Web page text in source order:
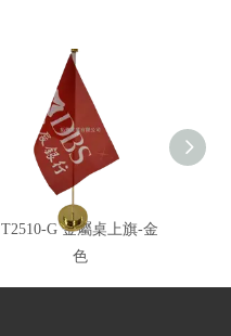
T2510-G 金屬桌上旗-金
色